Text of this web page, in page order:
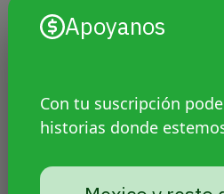
Apoyanos
Con tu suscripción
historias donde
Argentina tendrá
Encuentro